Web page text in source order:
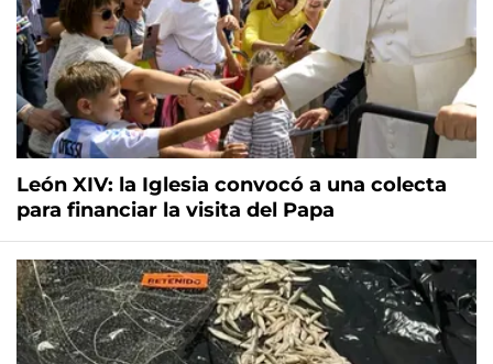
León XIV: la Iglesia convocó a una colecta
para financiar la visita del Papa